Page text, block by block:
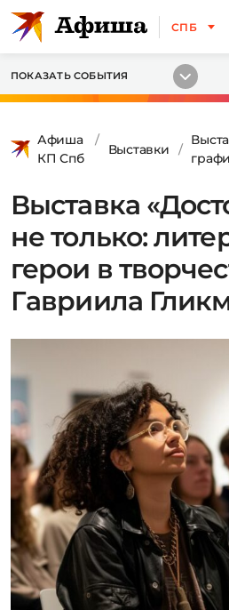
СПБ
ПОКАЗАТЬ СОБЫТИЯ
Афиша
КП Спб
Выставки
Выставка
не только:
герои в
Гавриила